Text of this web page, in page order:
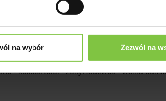
na wybór Zezwól na
- kulistaKolor - żółtyHodowca - wolna